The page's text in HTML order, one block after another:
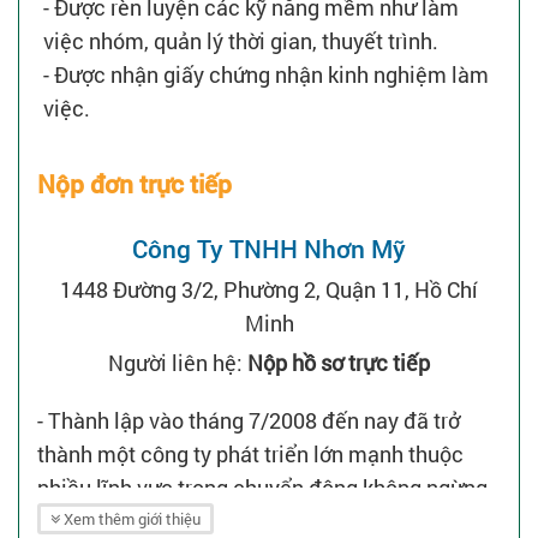
- Được rèn luyện các kỹ năng mềm như làm
việc nhóm, quản lý thời gian, thuyết trình.
- Được nhận giấy chứng nhận kinh nghiệm làm
việc.
Nộp đơn trực tiếp
Công Ty TNHH Nhơn Mỹ
1448 Đường 3/2, Phường 2, Quận 11, Hồ Chí
Minh
Người liên hệ: Nộp hồ sơ trực tiếp
- Thành lập vào tháng 7/2008 đến nay đã trở
thành một công ty phát triển lớn mạnh thuộc
nhiều lĩnh vực trong chuyển động không ngừng
của internet.
Xem thêm giới thiệu